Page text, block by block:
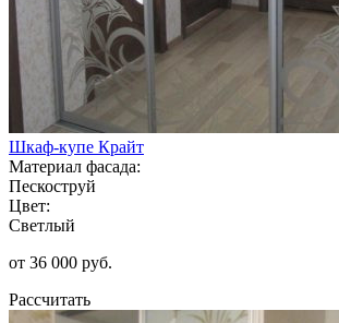
Шкаф-купе Крайт
Материал фасада:
Пескоструй
Цвет:
Светлый
от 36 000 руб.
Рассчитать